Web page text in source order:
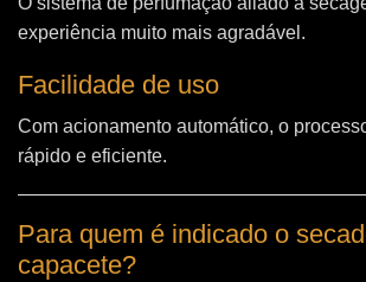
experiência muito mais agradável.
Facilidade de uso
Com acionamento automático, o
rápido e eficiente.
Para quem é indicado o
capacete?